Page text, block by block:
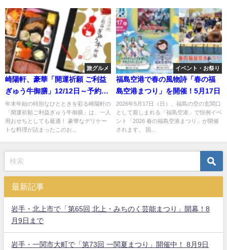
旅グルメ
崎陽軒、豪華「開運祈願 ご利益
ぎゅう牛御膳」12/12日～予約開
始！
年末年始の特別なひとときを彩る崎陽軒の
「開運祈願ご利益ぎゅう牛御膳」は、一人
用おせちとしても最適！ 豪華なデリケー
トな料理が詰まったこのお...
イベント・お祭り
福島空港で春の風物詩「春の福
島空港まつり」を開催！5月17日
2026年5月17日（日）、福島の空の玄関口
として親しまれる「福島空港」で恒例イベ
ント「2026 春の福島空港まつり」が開催
されます。 国...
最新記事
岩手・北上市で「第65回 北上・みちのく芸能まつり」開幕！8
月9日まで
岩手・一関市大町で「第73回 一関夏まつり」開催中！ 8月9日